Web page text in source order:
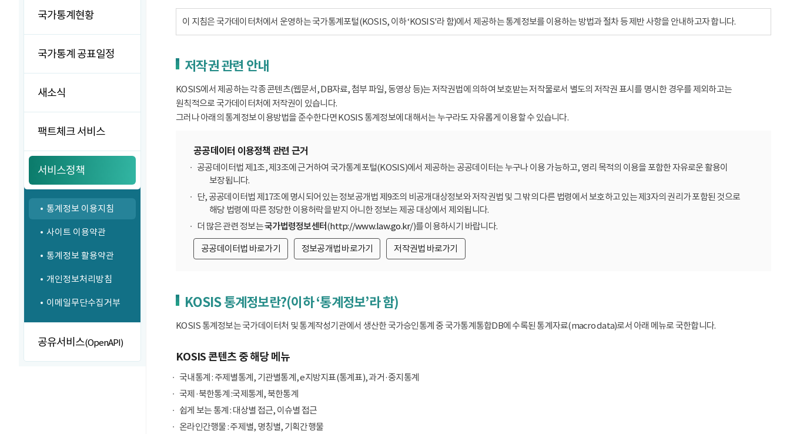
국가통계현황
국가통계 공표일정
새소식
팩트체크 서비스
서비스정책
통계정보 이용지침
사이트 이용약관
통계정보 활용약관
개인정보처리방침
이메일무단수집거부
공유서비스(OpenAPI)
이 지침은 국가데이터처에서 운영하는 국가통계포털(KOSIS, 이하 ‘KOSIS'라 함)에서 제공하는 통계정보를 이용하는 방법과 절차 등 제반 사항을 안내하고자 합니다.
저작권 관련 안내
KOSIS에서 제공하는 각종 콘텐츠(웹문서, DB자료, 첨부 파일, 동영상 등)는 저작권법에 의하여 보호받는 저작물로서 별도의 저작권 표시를 명시한 경우를 제외하고는
원칙적으로 국가데이터처에 저작권이 있습니다.
그러나 아래의 통계정보 이용방법을 준수한다면 KOSIS 통계정보에 대해서는 누구라도 자유롭게 이용할 수 있습니다.
공공데이터 이용정책 관련 근거
공공데이터법 제1조, 제3조에 근거하여 국가통계포털(KOSIS)에서 제공하는 공공데이터는 누구나 이용 가능하고, 영리 목적의 이용을 포함한 자유로운 활용이
보장됩니다.
단, 공공데이터법 제17조에 명시되어 있는 정보공개법 제9조의 비공개대상정보와 저작권법 및 그 밖의 다른 법령에서 보호하고 있는 제3자의 권리가 포함된 것으로
해당 법령에 따른 정당한 이용허락을 받지 아니한 정보는 제공 대상에서 제외됩니다.
더 많은 관련 정보는국가법령정보센터(http://www.law.go.kr/)를 이용하시기 바랍니다.
공공데이터법 바로가기
정보공개법 바로가기 저작권법 바로가기
KOSIS 통계정보란?(이하 ‘통계정보’라 함)
KOSIS 통계정보는 국가데이터처 및 통계작성기관에서 생산한 국가승인통계 중 국가통계통합DB에 수록된 통계자료(macro data)로서 아래 메뉴로 국한합니다.
KOSIS 콘텐츠 중 해당 메뉴
국내통계 : 주제별통계, 기관별통계, e지방지표(통계표), 과거·중지통계
국제·북한통계 :국제통계, 북한통계
쉽게 보는 통계 : 대상별 접근, 이슈별 접근
온라인간행물 : 주제별, 명칭별, 기획간행물